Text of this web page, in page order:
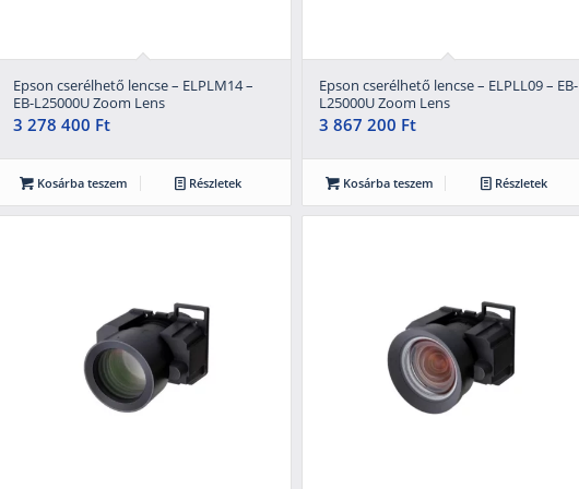
Epson cserélhető lencse – ELPLM14 –
EB-L25000U Zoom Lens
3 278 400 Ft
Kosárba teszem Részletek
Epson cserélhető lencse – ELPLL09 – EB-
L25000U Zoom Lens
3 867 200 Ft
Kosárba teszem Részletek